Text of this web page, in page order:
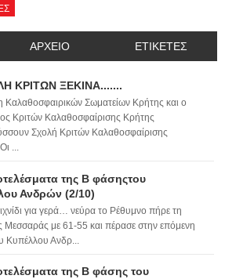
ΑΡΧΕΙΟ ΕΤΙΚΕΤΕΣ
ΚΡΙΤΩΝ ΞΕΚΙΝΑ.......
Σωματείων Κρήτης και ο
Κριτών Καλαθοσφαίρισης Κρήτης
Σχολή Κριτών Καλαθοσφαίρισης
...
της Β φάσηςτου
Ανδρών (2/10)
για γερά… νεύρα το Ρέθυμνο πήρε τη
Μεσσαράς με 61-55 και πέρασε στην επόμενη
Κυπέλλου Ανδρ...
της Β φάσης του